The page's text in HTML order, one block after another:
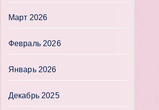
Март 2026
Февраль 2026
Январь 2026
Декабрь 2025